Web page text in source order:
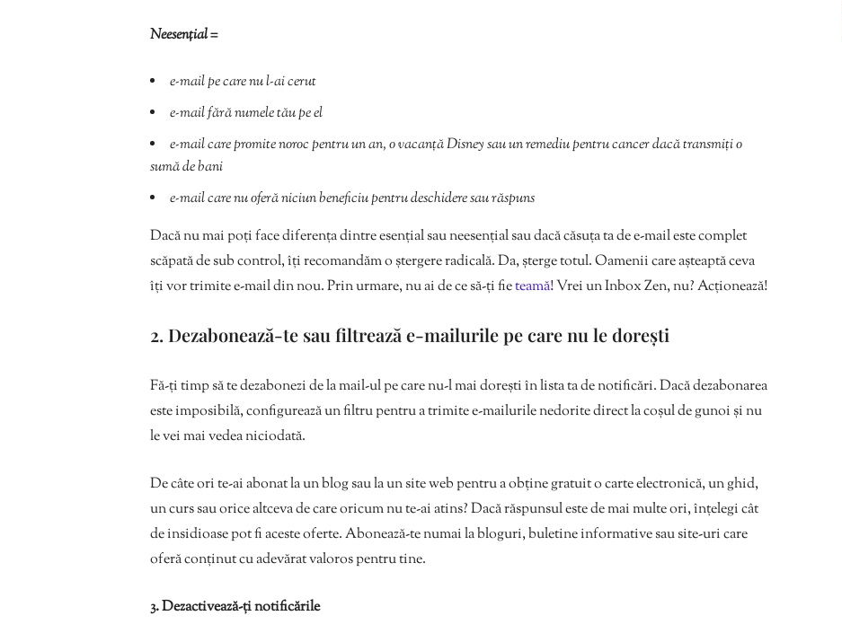
Neesențial =
e-mail pe care nu l-ai cerut
e-mail fără numele tău pe el
e-mail care promite noroc pentru un an, o vacanță Disney sau un remediu pentru cancer dacă transmiți o
sumă de bani
e-mail care nu oferă niciun beneficiu pentru deschidere sau răspuns
Dacă nu mai poți face diferența dintre esențial sau neesențial sau dacă căsuța ta de e-mail este complet
scăpată de sub control, îți recomandăm o ștergere radicală. Da, șterge totul. Oamenii care așteaptă ceva
îți vor trimite e-mail din nou. Prin urmare, nu ai de ce să-ți fieteamă! Vrei un Inbox Zen, nu? Acționează!
2. Dezabonează-te sau filtrează e-mailurile pe care nu le dorești
Fă-ți timp să te dezabonezi de la mail-ul pe care nu-l mai dorești în lista ta de notificări. Dacă dezabonarea
este imposibilă, configurează un filtru pentru a trimite e-mailurile nedorite direct la coșul de gunoi și nu
le vei mai vedea niciodată.
De câte ori te-ai abonat la un blog sau la un site web pentru a obține gratuit o carte electronică, un ghid,
un curs sau orice altceva de care oricum nu te-ai atins? Dacă răspunsul este de mai multe ori, înțelegi cât
de insidioase pot fi aceste oferte. Abonează-te numai la bloguri, buletine informative sau site-uri care
oferă conținut cu adevărat valoros pentru tine.
3. Dezactivează-ți notificările